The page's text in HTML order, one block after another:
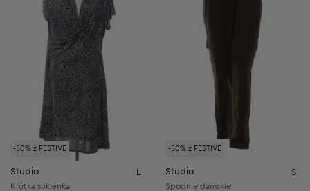
-50% z FESTIVE
Studio L
Krótka sukienka
-50% z FESTIVE
Studio S
Spodnie damskie